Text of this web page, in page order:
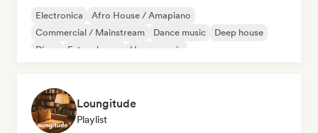
Electronica
Afro House / Amapiano
Commercial / Mainstream
Dance music
Deep house
Disco
Future house House music
Loungitude
Playlist